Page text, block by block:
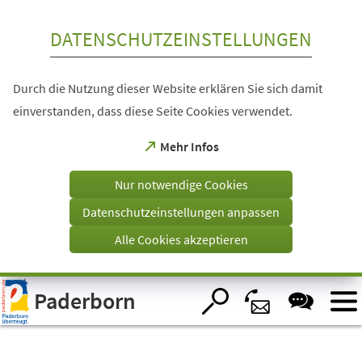
Visuelle
Assistenzsoftware
öffnen.
DATENSCHUTZEINSTELLUNGEN
Durch die Nutzung dieser Website erklären Sie sich damit
einverstanden, dass diese Seite Cookies verwendet.
Mehr Infos
(Öffnet
einem
Tab)
Nur notwendige Cookies
Datenschutzeinstellungen anpassen
Alle Cookies akzeptieren
Paderborn